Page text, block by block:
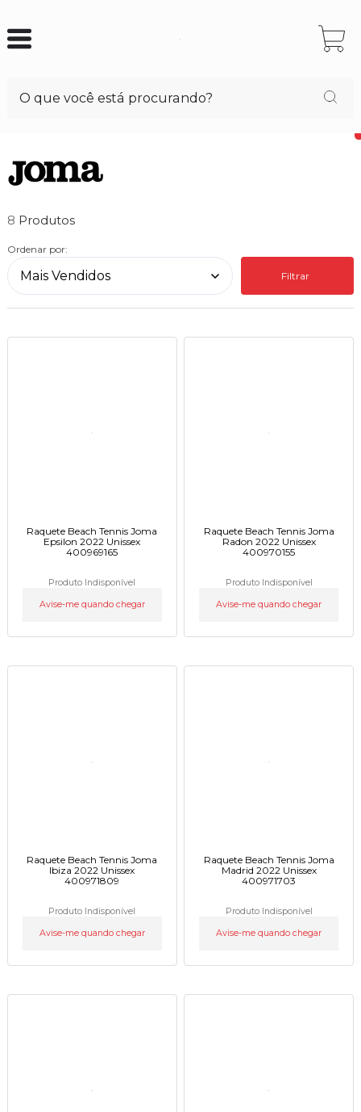
8
Ordenar por:
Filtrar
Raquete Beach Tennis Joma
Epsilon 2022 Unissex
400969165
Produto Indisponível
Avise-me quando chegar
Raquete Beach Tennis Joma
Radon 2022 Unissex
400970155
Produto Indisponível
Avise-me quando chegar
Raquete Beach Tennis Joma
Ibiza 2022 Unissex
400971809
Produto Indisponível
Avise-me quando chegar
Raquete Beach Tennis Joma
Madrid 2022 Unissex
400971703
Produto Indisponível
Avise-me quando chegar